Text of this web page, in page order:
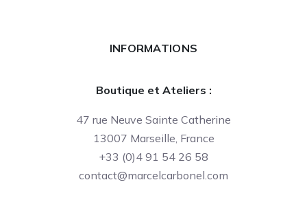
INFORMATIONS
Boutique et Ateliers :
47 rue Neuve Sainte Catherine
13007 Marseille, France
+33 (0)4 91 54 26 58
contact@marcelcarbonel.com